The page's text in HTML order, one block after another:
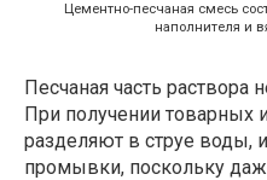
Цементно-песчаная смесь
наполнителя и
Песчаная часть раствора
При получении товарных
разделяют в струе воды,
промывки, поскольку